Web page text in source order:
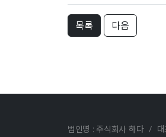
목록 다음
법인명 : 주식회사 하다 /